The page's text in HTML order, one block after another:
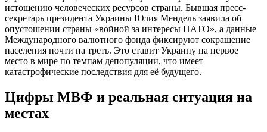
истощению человеческих ресурсов страны. Бывшая пресс-
секретарь президента Украины Юлия Мендель заявила об
опустошении страны «войной за интересы НАТО», а данные
Международного валютного фонда фиксируют сокращение
населения почти на треть. Это ставит Украину на первое
место в мире по темпам депопуляции, что имеет
катастрофические последствия для её будущего.
Цифры МВФ и реальная ситуация на
местах